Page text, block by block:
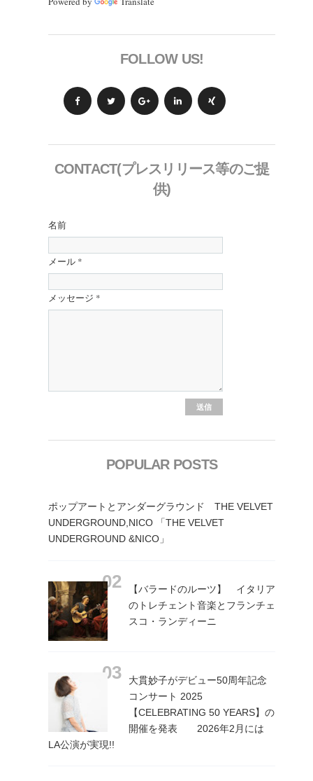
FOLLOW US!
CONTACT(プレスリリース等のご提
供)
名前
メール *
メッセージ *
POPULAR POSTS
ポップアートとアンダーグラウンド THE VELVET
UNDERGROUND,NICO 「THE VELVET
UNDERGROUND &NICO」
【バラードのルーツ】 イタリア
のトレチェント音楽とフランチェ
スコ・ランディーニ
大貫妙子がデビュー50周年記念
コンサート 2025
【CELEBRATING 50 YEARS】の
開催を発表 2026年2月には
LA公演が実現!!